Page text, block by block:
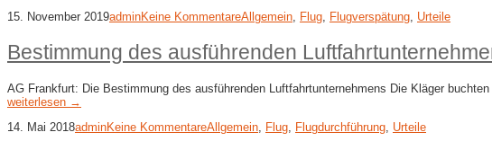
15. November 2019adminKeine KommentareAllgemein, Flug, Flugverspätung, Urteile
Bestimmung des ausführenden
AG Frankfurt: Die Bestimmung des ausführenden Luftfahrtunternehmens Die Kläger
weiterlesen →
14. Mai 2018adminKeine KommentareAllgemein, Flug, Flugdurchführung, Urteile